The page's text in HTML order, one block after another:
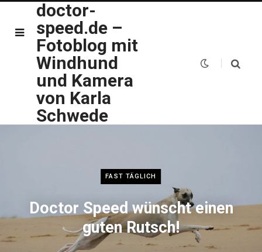
doctor-
speed.de –
Fotoblog mit
Windhund
und Kamera
von Karla
Schwede
FAST TÄGLICH
Doctor Speed wünscht einen
guten Rutsch!